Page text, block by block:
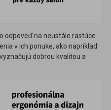
odpoveď na neustále rastúce
v ich ponuke, ako napríklad
dobrou kvalitou a